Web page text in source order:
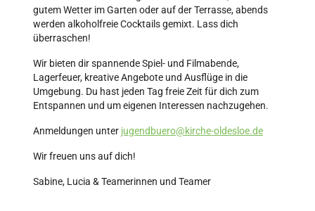
gutem Wetter im Garten oder auf der Terrasse, abends
werden alkoholfreie Cocktails gemixt. Lass dich
überraschen!
Wir bieten dir spannende Spiel- und Filmabende,
Lagerfeuer, kreative Angebote und Ausflüge in die
Umgebung. Du hast jeden Tag freie Zeit für dich zum
Entspannen und um eigenen Interessen nachzugehen.
Anmeldungen unter jugendbuero@kirche-oldesloe.de
Wir freuen uns auf dich!
Sabine, Lucia & Teamerinnen und Teamer